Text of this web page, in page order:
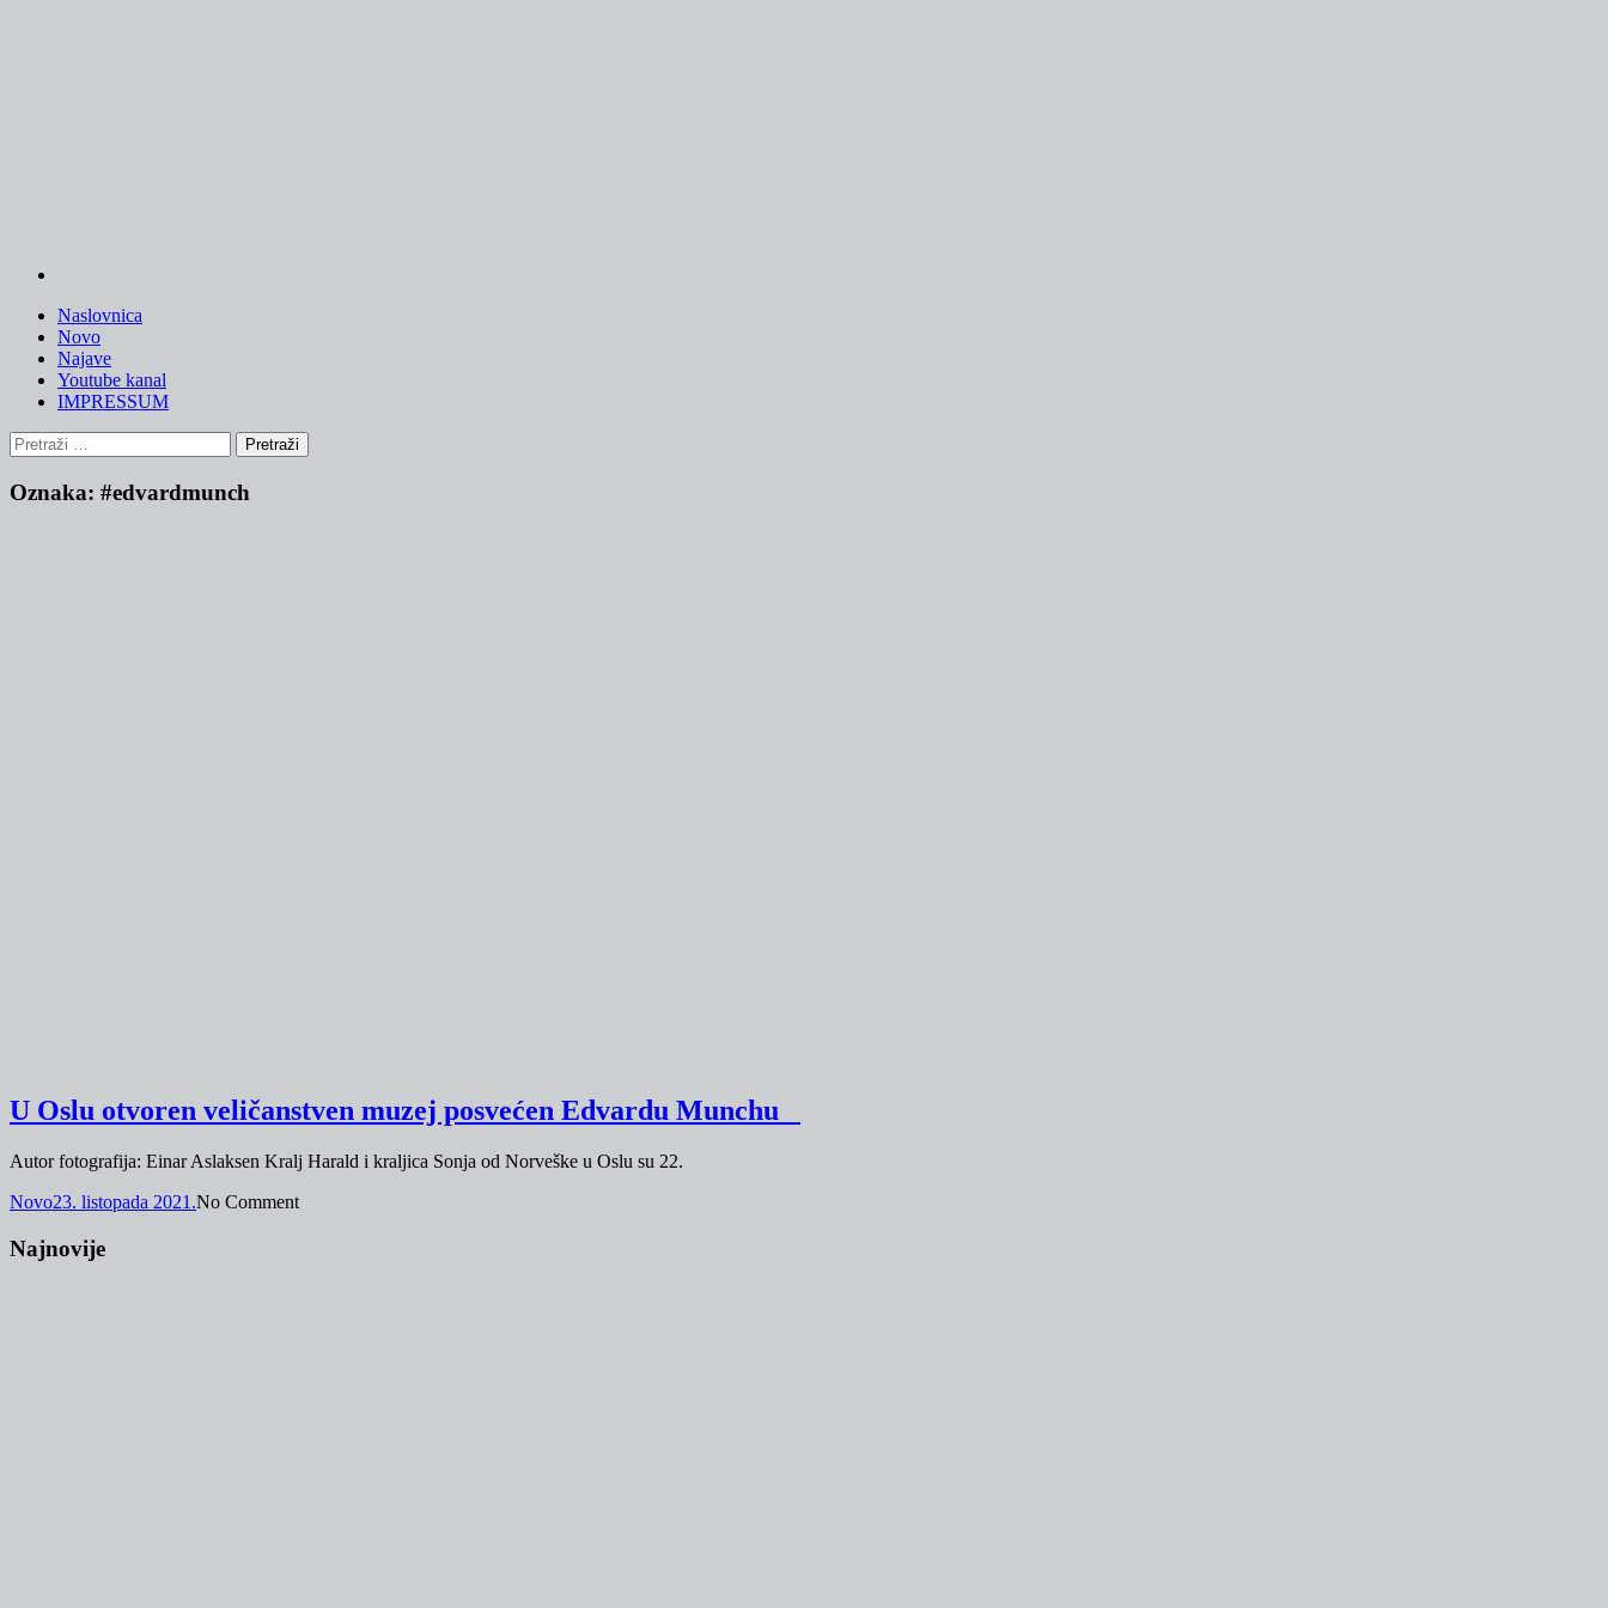
Naslovnica
Novo
Najave
Youtube kanal
IMPRESSUM
Pretraži:
Oznaka: #edvardmunch
U Oslu otvoren veličanstven muzej posvećen Edvardu Munchu
Autor fotografija: Einar Aslaksen Kralj Harald i kraljica Sonja od Norveške u Oslu su 22.
Novo23. listopada 2021.No Comment
Najnovije